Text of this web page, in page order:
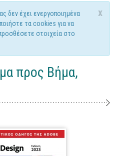
x
δεν έχει ενεργοποιημένα
τα cookies για να
στοιχεία στο
προς Βήμα,